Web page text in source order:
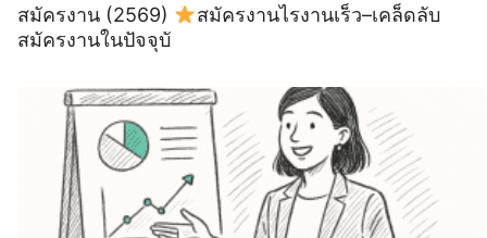
สมัครงาน (2569)
สมัครงานไรงานเร็ว–เคล็ดลับ
สมัครงานในปัจจุบั